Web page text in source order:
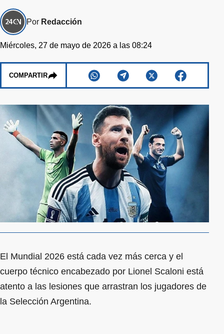
Por Redacción
Miércoles, 27 de mayo de 2026 a las 08:24
COMPARTIR
El Mundial 2026 está cada vez más cerca y el
cuerpo técnico encabezado por Lionel Scaloni está
atento a las lesiones que arrastran los jugadores de
la Selección Argentina.